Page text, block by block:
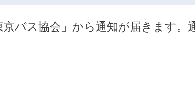
バス協会」から通知が届きます。